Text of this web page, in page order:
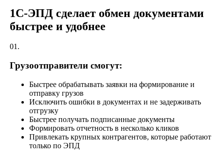
1С-ЭПД сделает обмен документами
быстрее и удобнее
01.
Грузоотправители смогут:
Быстрее обрабатывать заявки на формирование и
отправку грузов
Исключить ошибки в документах и не задерживать
отгрузку
Быстрее получать подписанные документы
Формировать отчетность в несколько кликов
Привлекать крупных контрагентов, которые работают
только по ЭПД